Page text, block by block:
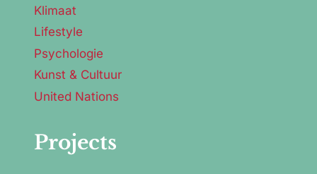
Klimaat
Lifestyle
Psychologie
Kunst & Cultuur
United Nations
Projects